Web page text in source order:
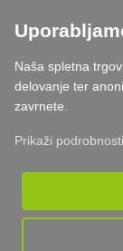
85 %
Dostava v
Naša spletna
delovanje ter
zavrnete.
Prikaži podrobnosti